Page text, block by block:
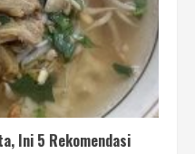
Ini 5 Rekomendasi